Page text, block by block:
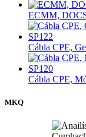
ECMM,
Cábla CPE,
Cábla CPE,
MKQ